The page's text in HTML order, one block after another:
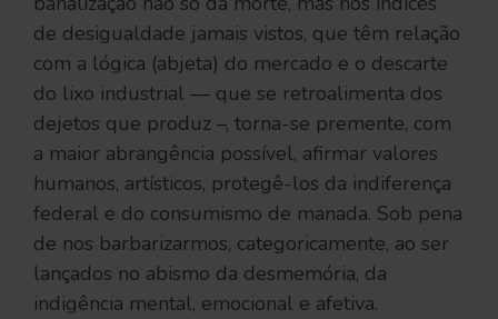
de desigualdade jamais vistos, que têm relação
com a lógica (abjeta) do mercado e o descarte
do lixo industrial — que se retroalimenta dos
dejetos que produz –, torna-se premente, com
a maior abrangência possível, afirmar valores
humanos, artísticos, protegê-los da indiferença
federal e do consumismo de manada. Sob pena
de nos barbarizarmos, categoricamente, ao ser
lançados no abismo da desmemória, da
indigência mental, emocional e afetiva.